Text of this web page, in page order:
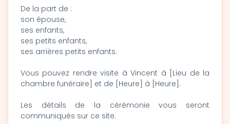
De la part de :
son épouse,
ses enfants,
ses petits enfants,
ses arrières petits enfants.
Vous pouvez rendre visite à Vincent à [Lieu de la
chambre funéraire] et de [Heure] à [Heure].
Les détails de la cérémonie vous seront
communiqués sur ce site.